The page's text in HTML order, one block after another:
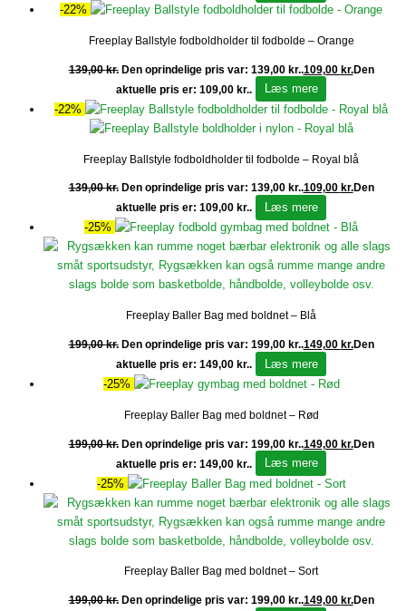
-22%
Freeplay Ballstyle fodboldholder til fodbolde – Orange
139,00kr. Den oprindelige pris var: 139,00 kr..109,00 kr.Den
aktuelle pris er: 109,00 kr..
Læs mere
-22%
Freeplay Ballstyle fodboldholder til fodbolde – Royal blå
139,00kr. Den oprindelige pris var: 139,00 kr..109,00 kr.Den
aktuelle pris er: 109,00 kr..
Læs mere
-25%
Freeplay Baller Bag med boldnet – Blå
199,00kr. Den oprindelige pris var: 199,00 kr..149,00 kr.Den
aktuelle pris er: 149,00 kr..
Læs mere
-25%
Freeplay Baller Bag med boldnet – Rød
199,00kr. Den oprindelige pris var: 199,00 kr..149,00 kr.Den
aktuelle pris er: 149,00 kr..
Læs mere
-25%
Freeplay Baller Bag med boldnet – Sort
199,00kr. Den oprindelige pris var: 199,00 kr..149,00 kr.Den